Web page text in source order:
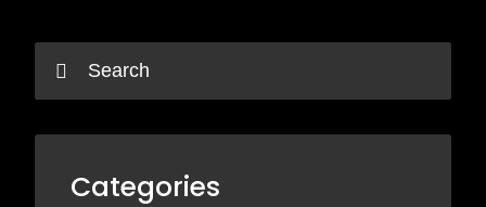
Categories